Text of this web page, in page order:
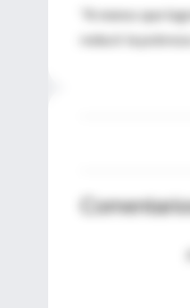
"A menos que
reducir la